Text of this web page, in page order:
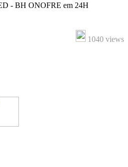
- BH ONOFRE em 24H
1040 views